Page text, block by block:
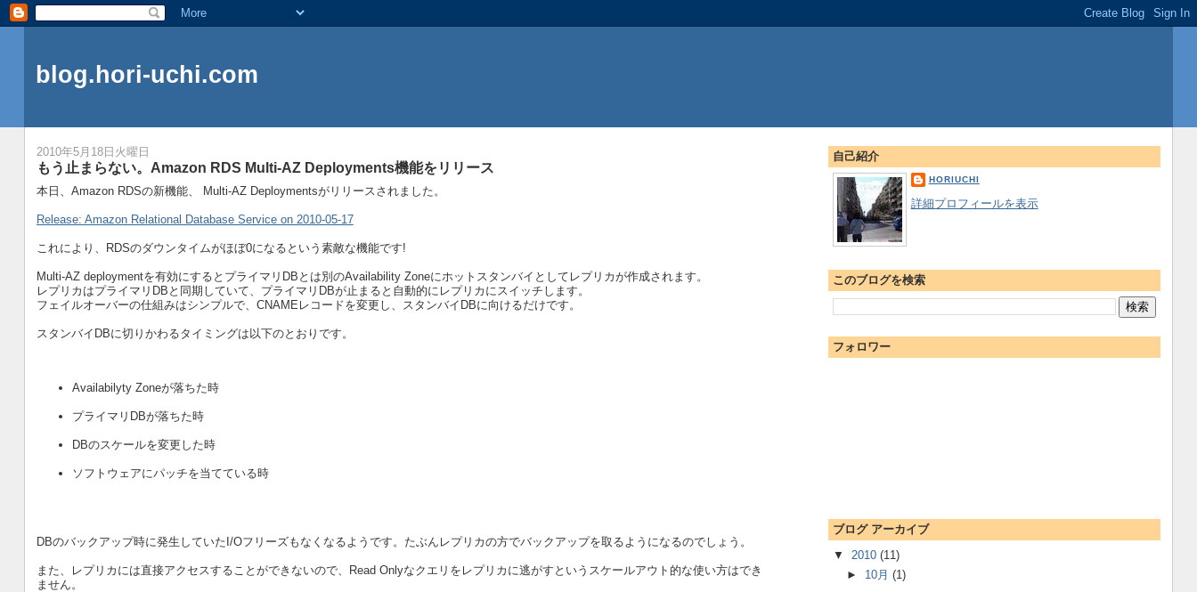
blog.hori-uchi.com
2010年5月18日火曜日
もう止まらない。Amazon RDS Multi-AZ Deployments機能をリリース
本日、Amazon RDSの新機能、 Multi-AZ Deploymentsがリリースされました。
Release: Amazon Relational Database Service on 2010-05-17
これにより、RDSのダウンタイムがほぼ0になるという素敵な機能です!
Multi-AZ deploymentを有効にするとプライマリDBとは別のAvailability Zoneにホットスタンバイとしてレプリカが作成されます。
レプリカはプライマリDBと同期していて、プライマリDBが止まると自動的にレプリカにスイッチします。
フェイルオーバーの仕組みはシンプルで、CNAMEレコードを変更し、スタンバイDBに向けるだけです。
スタンバイDBに切りかわるタイミングは以下のとおりです。
Availabilyty Zoneが落ちた時
プライマリDBが落ちた時
DBのスケールを変更した時
ソフトウェアにパッチを当てている時
DBのバックアップ時に発生していたI/Oフリーズもなくなるようです。たぶんレプリカの方でバックアップを取るようになるのでしょう。
また、レプリカには直接アクセスすることができないので、Read Onlyなクエリをレプリカに逃がすというスケールアウト的な使い方はでき
ません。
自己紹介
HORIUCHI
詳細プロフィールを表示
このブログを検索
フォロワー
ブログ アーカイブ
▼ 2010 (11)
► 10月(1)